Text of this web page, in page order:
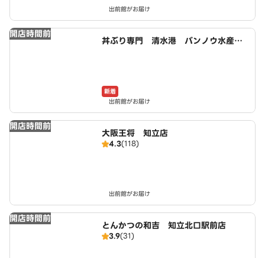
出前館がお届け
開店時間前
丼ぶり専門 清水港 バンノウ水産
新着
出前館がお届け
開店時間前
大阪王将 知立店
4.3(118)
出前館がお届け
開店時間前
とんかつの和吉 知立北口駅前店
3.9(31)